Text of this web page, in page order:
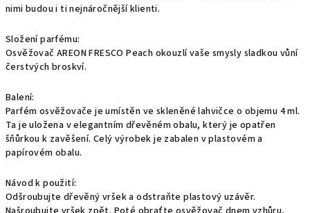
nimi budou i ti nejnáročnější klienti.
Složení parfému:
Osvěžovač AREON FRESCO Peach okouzlí vaše smysly sladkou vůní
čerstvých broskví.
Balení:
Parfém osvěžovače je umístěn ve skleněné lahvičce o objemu 4 ml.
Ta je uložena v elegantním dřevěném obalu, který je opatřen
šňůrkou k zavěšení. Celý výrobek je zabalen v plastovém a
papírovém obalu.
Návod k použití:
Odšroubujte dřevěný vršek a odstraňte plastový uzávěr.